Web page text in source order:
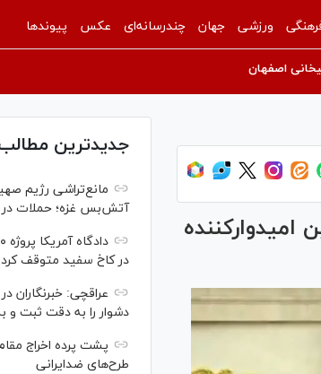
ورزشی جهان چندرسانه‌ای عکس پیوندها
اصفهان
امیدوارکننده
جدیدترین
مانع‌تراشی رژیم
آتش‌بس غزه؛ حملات در
در کاخ سفید متوقف کرد
عراقچی: خبرنگاران
دشوار را به دقت ثبت و
پشت پرده اخراج
طرح‌های ضدایرانی